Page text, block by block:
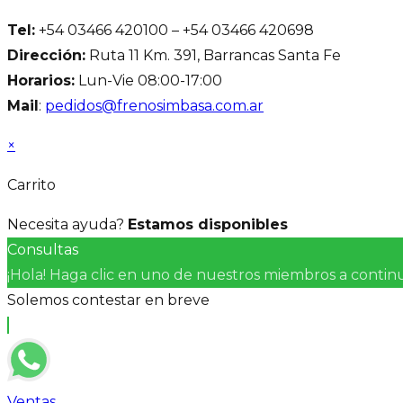
Tel: +54 03466 420100 – +54 03466 420698
Dirección: Ruta 11 Km. 391, Barrancas Santa Fe
Horarios: Lun-Vie 08:00-17:00
Mail : pedidos@frenosimbasa.com.ar
×
Carrito
Necesita ayuda? Estamos disponibles
Consultas
¡Hola! Haga clic en uno de nuestros miembros a
Solemos contestar en breve